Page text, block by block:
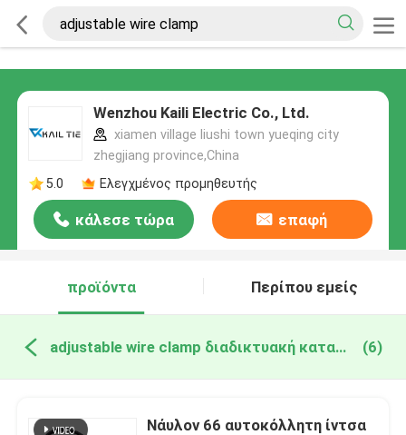
Wenzhou Kaili Electric Co., Ltd.
xiamen village liushi town yueqing city
zhegjiang province,China
5.0
Ελεγχμένος προμηθευτής
κάλεσε τώρα επαφή
προϊόντα Περίπου εμείς
adjustable wire clamp διαδικτυακή κατασκευή (6)
Νάυλον 66 αυτοκόλλητη ίντσα